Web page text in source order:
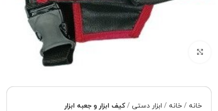
خانه خانه ابزار دستی کیف ابزار و جعبه ابزار